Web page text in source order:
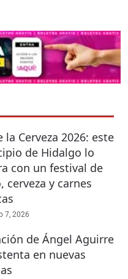
la Cerveza 2026: este
de Hidalgo lo
con un festival de
cerveza y carnes
7, 2026
de Ángel Aguirre
en nuevas